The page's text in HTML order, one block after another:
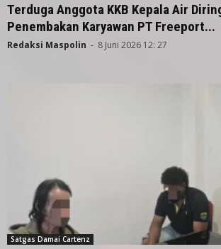
Terduga Anggota KKB Kepala Air
Penembakan Karyawan PT Freeport...
Redaksi Maspolin - 8 Juni 2026 12: 27
Satgas Damai Cartenz